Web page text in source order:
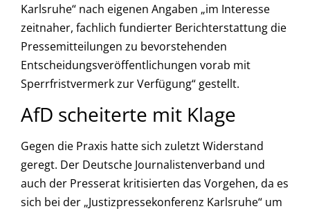
Karlsruhe“ nach eigenen Angaben „im Interesse
zeitnaher, fachlich fundierter Berichterstattung die
Pressemitteilungen zu bevorstehenden
Entscheidungsveröffentlichungen vorab mit
Sperrfristvermerk zur Verfügung“ gestellt.
AfD scheiterte mit Klage
Gegen die Praxis hatte sich zuletzt Widerstand
geregt. Der Deutsche Journalistenverband und
auch der Presserat kritisierten das Vorgehen, da es
sich bei der „Justizpressekonferenz Karlsruhe“ um